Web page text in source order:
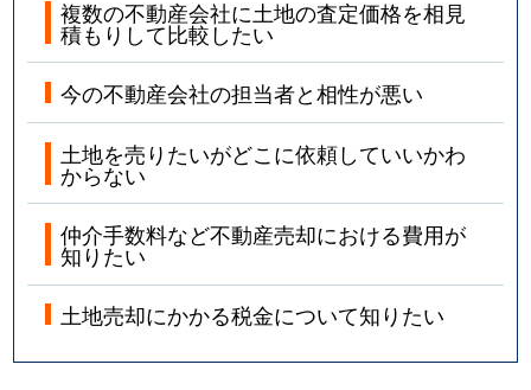
複数の不動産会社に土地の査定価格を相見
積もりして比較したい
今の不動産会社の担当者と相性が悪い
土地を売りたいがどこに依頼していいかわ
からない
仲介手数料など不動産売却における費用が
知りたい
土地売却にかかる税金について知りたい